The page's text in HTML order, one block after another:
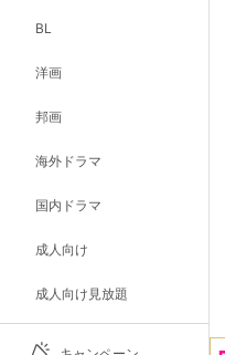
BL
洋画
邦画
海外ドラマ
国内ドラマ
成人向け
成人向け見放題